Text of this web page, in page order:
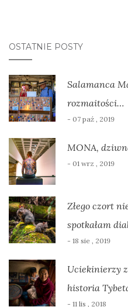
OSTATNIE POSTY
Salamanca
rozmaitości…
- 07 paź , 2019
MONA,
- 01 wrz , 2019
Złego czort
spotkałam
- 18 sie , 2019
Uciekinierzy
historia
- 11 lis , 2018